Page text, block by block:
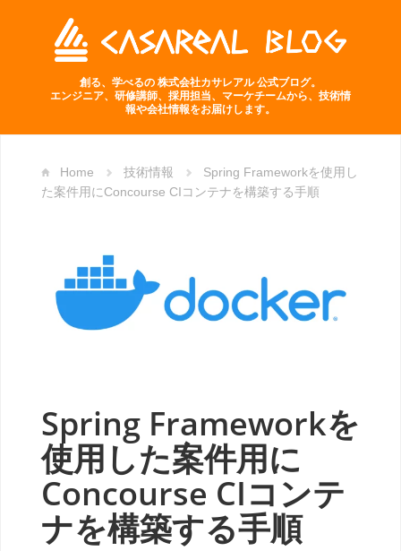
創る、学べるの 株式会社カサレアル 公式ブログ。
エンジニア、研修講師、採用担当、マーケチームから、技術情
報や会社情報をお届けします。
Home 技術情報
Spring Frameworkを使用し
た案件用にConcourse CIコンテナを構築する手順
Spring Frameworkを
使用した案件用に
Concourse CIコンテ
ナを構築する手順